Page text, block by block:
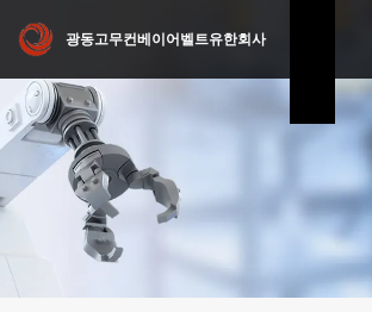
광동고무컨베이어벨트유한회사